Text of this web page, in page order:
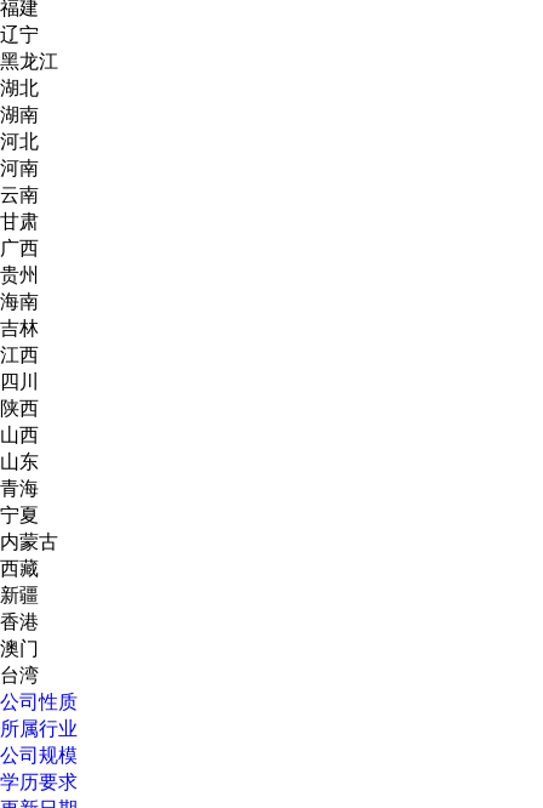
福建
辽宁
黑龙江
湖北
湖南
河北
河南
云南
甘肃
广西
贵州
海南
吉林
江西
四川
陕西
山西
山东
青海
宁夏
内蒙古
西藏
新疆
香港
澳门
台湾
公司性质
所属行业
公司规模
学历要求